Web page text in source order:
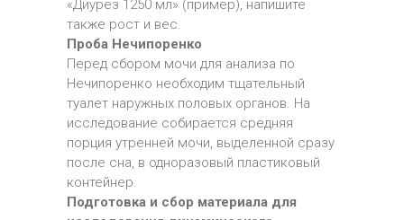
«Диурез 1250 мл» (пример), напишите
также рост и вес.
Проба Нечипоренко
Перед сбором мочи для анализа по
Нечипоренко необходим тщательный
туалет наружных половых органов. На
исследование собирается средняя
порция утренней мочи, выделенной сразу
после сна, в одноразовый пластиковый
контейнер.
Подготовка и сбор материала для